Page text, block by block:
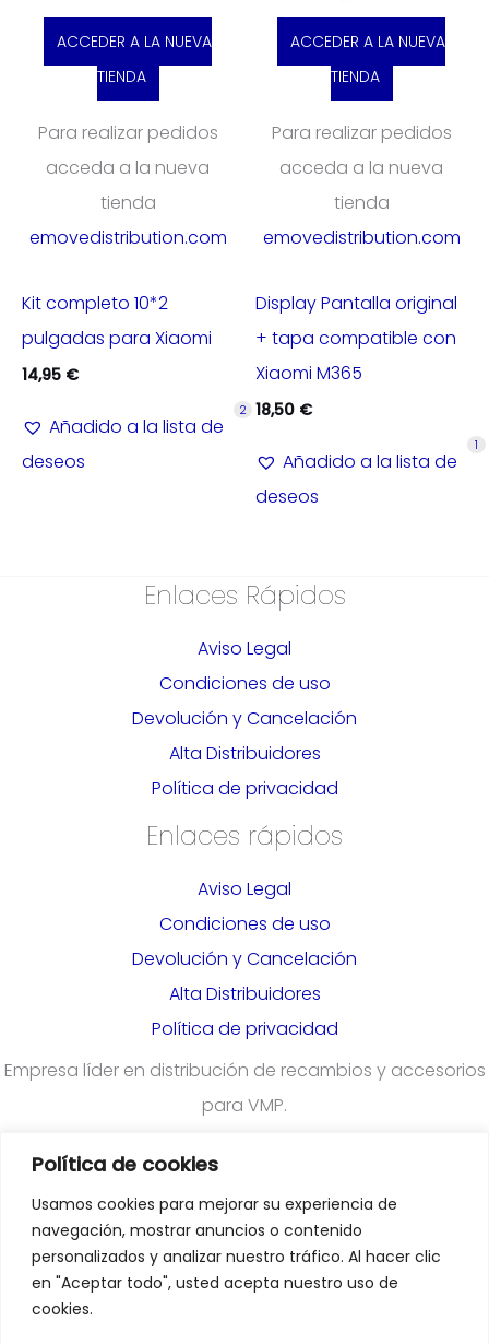
Política de cookies
Usamos cookies para mejorar su experiencia de
navegación, mostrar anuncios o contenido
personalizados y analizar nuestro tráfico. Al hacer clic
en "Aceptar todo", usted acepta nuestro uso de
cookies.
ACCEDER A LA NUEVA
TIENDA
Para realizar pedidos
acceda a la nueva
tienda
emovedistribution.com
Kit completo 10*2
pulgadas para Xiaomi
14,95 €
Añadido a la lista de
deseos
2
ACCEDER A LA NUEVA
TIENDA
Para realizar pedidos
acceda a la nueva
tienda
emovedistribution.com
Display Pantalla original
+ tapa compatible con
Xiaomi M365
18,50 €
Añadido a la lista de
deseos
1
Enlaces Rápidos
Aviso Legal
Condiciones de uso
Devolución y Cancelación
Alta Distribuidores
Política de privacidad
Enlaces rápidos
Aviso Legal
Condiciones de uso
Devolución y Cancelación
Alta Distribuidores
Política de privacidad
Empresa líder en distribución de recambios y accesorios
para VMP.
¿Quieres darte de alta en nuestra plataforma para
profesionales?Rellena el formulario
Departamento Comercial: